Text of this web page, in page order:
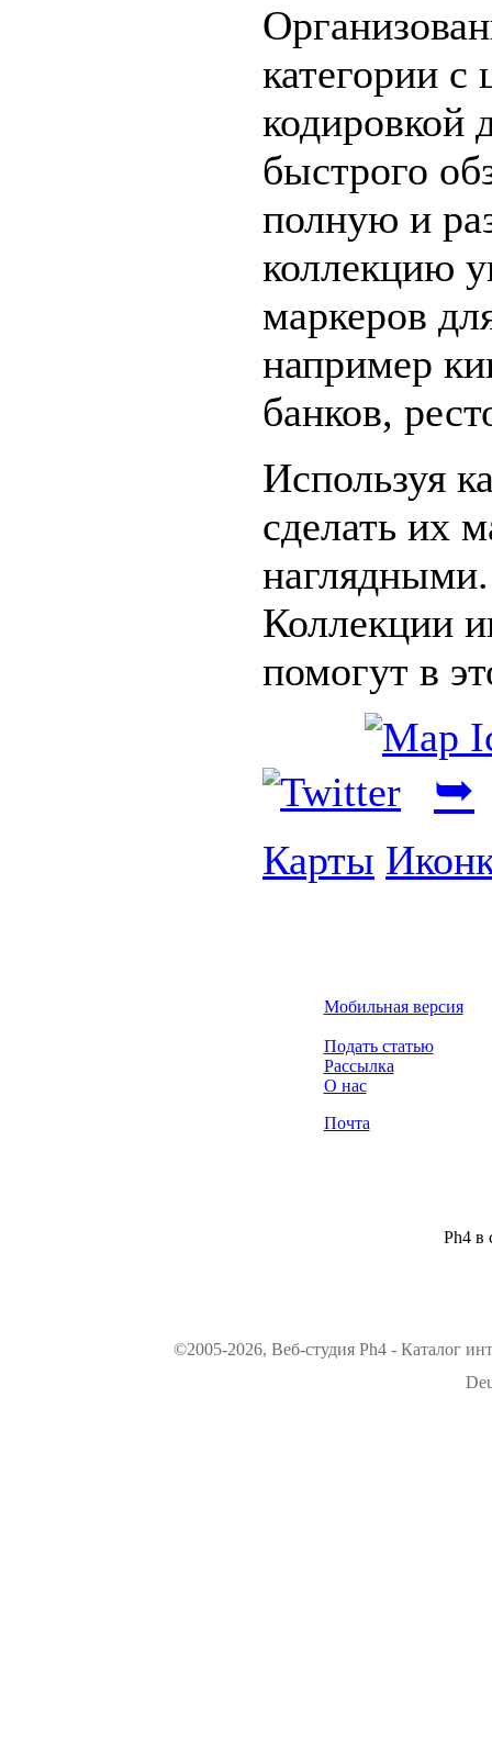
категории с
кодировкой
быстрого
полную и
коллекцию
маркеров
например
банков,
Используя
сделать их
наглядными.
Коллекции
помогут в
➥
Карты
Мобильная версия
Подать статью
Рассылка
О нас
Почта
Ph4 в
©2005-2026, Веб-студия Ph4 - Каталог